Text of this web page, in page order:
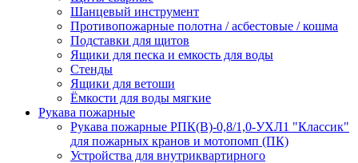
Шанцевый инструмент
Противопожарные полотна / асбестовые / кошма
Подставки для щитов
Ящики для песка и емкость для воды
Стенды
Ящики для ветоши
Ёмкости для воды мягкие
Рукава пожарные
Рукава пожарные РПК(В)-0,8/1,0-УХЛ1 "Классик"
для пожарных кранов и мотопомп (ПК)
Устройства для внутриквартирного